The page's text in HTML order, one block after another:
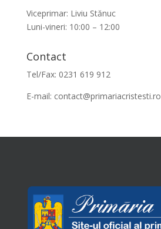
Viceprimar: Liviu Stănuc
Luni-vineri: 10:00 – 12:00
Contact
Tel/Fax: 0231 619 912
E-mail: contact@primariacristesti.ro